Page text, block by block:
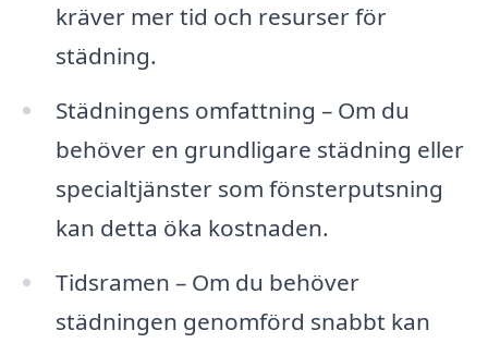
kräver mer tid och resurser för
städning.
Städningens omfattning – Om du
behöver en grundligare städning eller
specialtjänster som fönsterputsning
kan detta öka kostnaden.
Tidsramen – Om du behöver
städningen genomförd snabbt kan